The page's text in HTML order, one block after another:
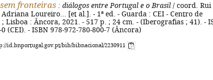
fronteiras : diálogos entre Portugal e o Brasil / coord. Rui
Loureiro... [et al.]. - 1ª ed. - Guarda : CEI - Centro de
Lisboa : Âncora, 2021. - 517 p. ; 24 cm. - (Iberografias ; 41). -
(CEI). - ISBN 978-972-780-800-7 (Âncora)
id.bnportugal.gov.pt/bib/bibnacional/2230911